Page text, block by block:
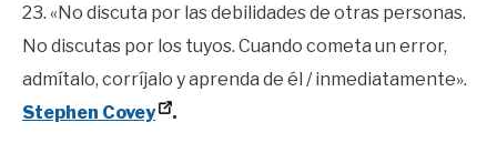
23. «No discuta por las debilidades de otras personas.
No discutas por los tuyos. Cuando cometa un error,
admítalo, corríjalo y aprenda de él / inmediatamente».
Stephen Covey
.